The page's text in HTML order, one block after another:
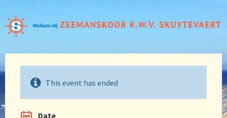
This event has ended
Date